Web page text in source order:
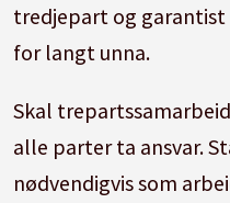
tredjepart og
for langt unna.
Skal
alle parter ta ansvar.
nødvendigvis som